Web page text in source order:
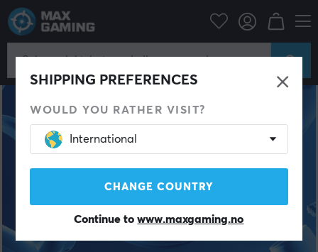
SHIPPING PREFERENCES
WOULD YOU RATHER VISIT?
International
CHANGE COUNTRY
Continue towww.maxgaming.no